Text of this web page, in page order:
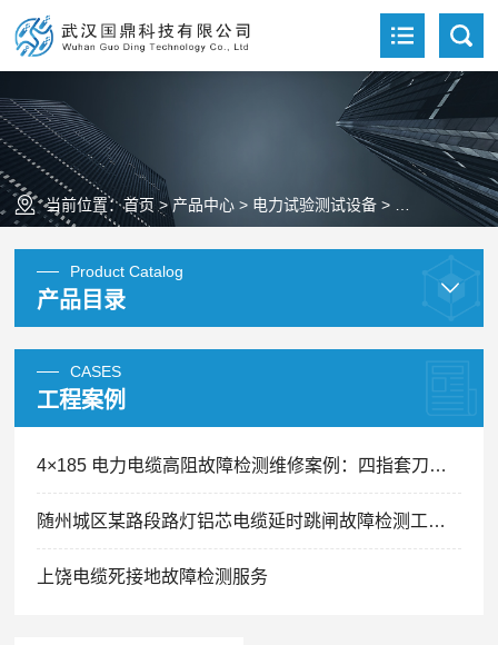
当前位置：首页 >产品中心 > 电力试验测试设备 > 蓄电池测试仪
Product Catalog
产品目录
CASES
工程案例
4×185 电力电缆高阻故障检测维修案例：四指套刀片划痕引发间歇性跳闸精准排查
随州城区某路段路灯铝芯电缆延时跳闸故障检测工程案例
上饶电缆死接地故障检测服务